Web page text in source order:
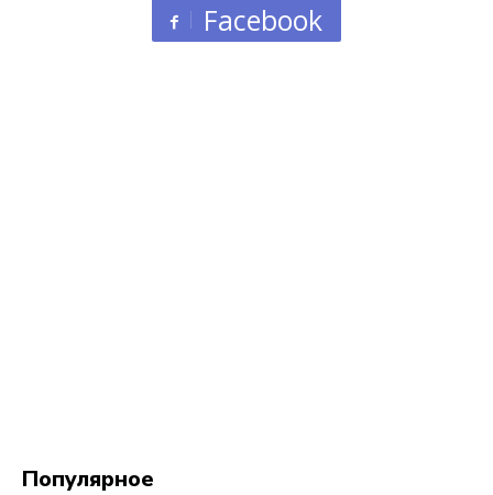
Facebook
Популярное